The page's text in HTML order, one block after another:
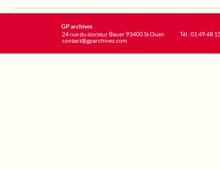
GP archives
24 rue du docteur Bauer 93400 St Ouen
contact@gparchives.com
Tél : 01 49 48